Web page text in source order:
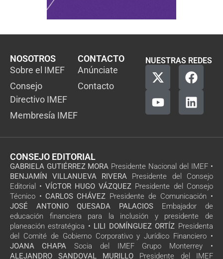
NOSOTROS
Sobre el IMEF
Consejo
Directivo IMEF
Membresía IMEF
CONTACTO
Anúnciate
Contacto
NUESTRAS REDES
CONSEJO EDITORIAL
GABRIELA GUTIÉRREZ MORA Presidente Nacional del IMEF •
BENJAMÍN VILLANUEVA RIVERA Presidente del Consejo
Editorial • VÍCTOR HUGO VÁZQUEZ Presidente del Consejo
Técnico • CARLOS CHÁVEZ Presidente de Comunicación •
JOSÉ ANTONIO QUESADA PALACIOS Embajador de
educación financiera para la inclusión y presidente de
planeación estratégica • LILI DOMÍNGUEZ ORTÍZ Presidenta
del Comité de Gobierno Corporativo y Jurídico Financiero •
JOANA CHAPA Socia del IMEF Grupo Monterrey •
ALEJANDRO SANDOVAL MURILLO Presidente del IMEF